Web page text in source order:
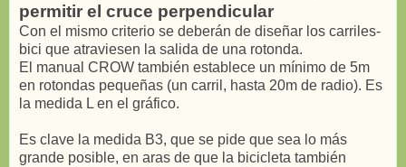
permitir el cruce perpendicular
Con el mismo criterio se deberán de diseñar los carriles-
bici que atraviesen la salida de una rotonda.
El manual CROW también establece un mínimo de 5m
en rotondas pequeñas (un carril, hasta 20m de radio). Es
la medida L en el gráfico.
Es clave la medida B3, que se pide que sea lo más
grande posible, en aras de que la bicicleta también